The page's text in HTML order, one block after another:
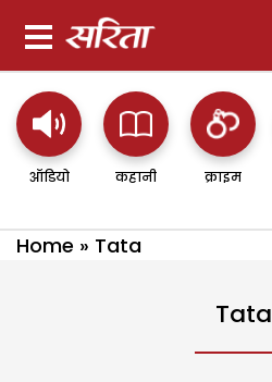
ऑडियो कहानी क्राइम
Home » Tata
Tata